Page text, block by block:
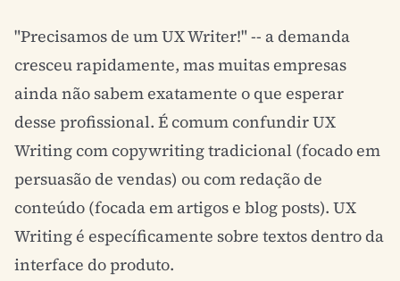
"Precisamos de um UX Writer!" -- a demanda
cresceu rapidamente, mas muitas empresas
ainda não sabem exatamente o que esperar
desse profissional. É comum confundir UX
Writing comcopywritingtradicional (focado em
persuasão de vendas) ou com redação de
conteúdo (focada em artigos e blog posts). UX
Writing é específicamente sobre textos dentro da
interface do produto.